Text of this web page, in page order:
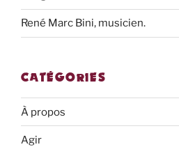
René Marc Bini, musicien.
CATÉGORIES
À propos
Agir